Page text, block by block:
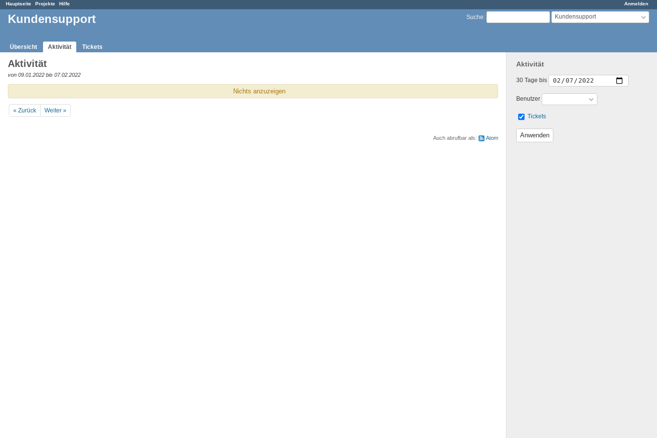
Anmelden
Hauptseite Projekte Hilfe
Suche: Kundensupport
Kundensupport
Übersicht Aktivität Tickets
Aktivität
30 Tage bis
Benutzer
Tickets
Aktivität
von 09.01.2022 bis 07.02.2022
Nichts anzuzeigen
« Zurück Weiter »
Auch abrufbar als: Atom